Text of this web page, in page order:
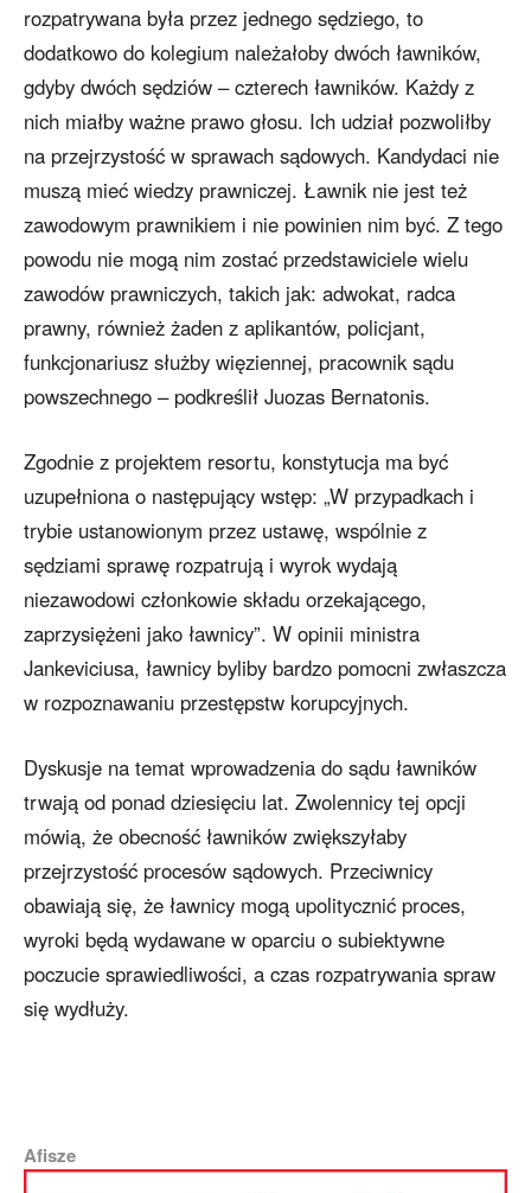
rozpatrywana była przez jednego sędziego, to
dodatkowo do kolegium należałoby dwóch ławników,
gdyby dwóch sędziów – czterech ławników. Każdy z
nich miałby ważne prawo głosu. Ich udział pozwoliłby
na przejrzystość w sprawach sądowych. Kandydaci nie
muszą mieć wiedzy prawniczej. Ławnik nie jest też
zawodowym prawnikiem i nie powinien nim być. Z tego
powodu nie mogą nim zostać przedstawiciele wielu
zawodów prawniczych, takich jak: adwokat, radca
prawny, również żaden z aplikantów, policjant,
funkcjonariusz służby więziennej, pracownik sądu
powszechnego – podkreślił Juozas Bernatonis.
Zgodnie z projektem resortu, konstytucja ma być
uzupełniona o następujący wstęp: „W przypadkach i
trybie ustanowionym przez ustawę, wspólnie z
sędziami sprawę rozpatrują i wyrok wydają
niezawodowi członkowie składu orzekającego,
zaprzysiężeni jako ławnicy”. W opinii ministra
Jankeviciusa, ławnicy byliby bardzo pomocni zwłaszcza
w rozpoznawaniu przestępstw korupcyjnych.
Dyskusje na temat wprowadzenia do sądu ławników
trwają od ponad dziesięciu lat. Zwolennicy tej opcji
mówią, że obecność ławników zwiększyłaby
przejrzystość procesów sądowych. Przeciwnicy
obawiają się, że ławnicy mogą upolitycznić proces,
wyroki będą wydawane w oparciu o subiektywne
poczucie sprawiedliwości, a czas rozpatrywania spraw
się wydłuży.
Afisze